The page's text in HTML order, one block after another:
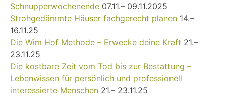
Schnupperwochenende 07.11.– 09.11.2025
Strohgedämmte Häuser fachgerecht planen 14.–
16.11.25
Die Wim Hof Methode – Erwecke deine Kraft 21.–
23.11.25
Die kostbare Zeit vom Tod bis zur Bestattung –
Lebenwissen für persönlich und professionell
interessierte Menschen 21.– 23.11.25